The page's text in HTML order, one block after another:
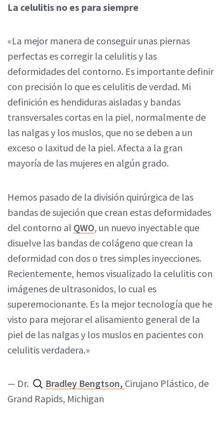
La celulitis no es para siempre
«La mejor manera de conseguir unas piernas
perfectas es corregir la celulitis y las
deformidades del contorno. Es importante definir
con precisión lo que es celulitis de verdad. Mi
definición es hendiduras aisladas y bandas
transversales cortas en la piel, normalmente de
las nalgas y los muslos, que no se deben a un
exceso o laxitud de la piel. Afecta a la gran
mayoría de las mujeres en algún grado.
Hemos pasado de la división quirúrgica de las
bandas de sujeción que crean estas deformidades
del contorno al QWO, un nuevo inyectable que
disuelve las bandas de colágeno que crean la
deformidad con dos o tres simples inyecciones.
Recientemente, hemos visualizado la celulitis con
imágenes de ultrasonidos, lo cual es
superemocionante. Es la mejor tecnología que he
visto para mejorar el alisamiento general de la
piel de las nalgas y los muslos en pacientes con
celulitis verdadera.»
— Dr. Bradley Bengtson, Cirujano Plástico, de
Grand Rapids, Michigan